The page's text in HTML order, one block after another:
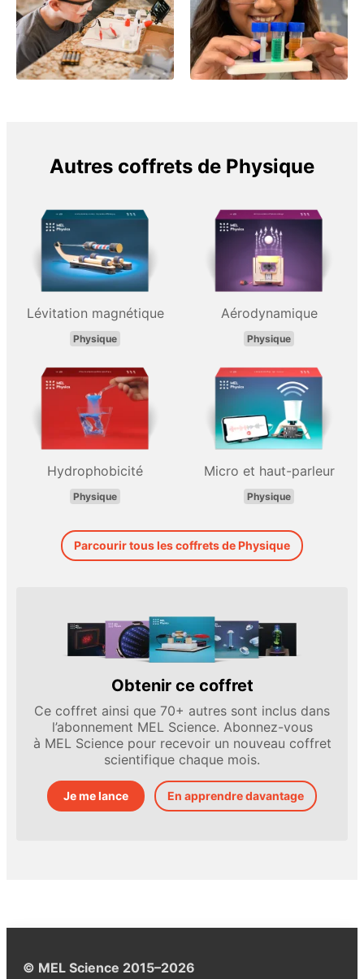
Autres coffrets de Physique
Lévitation magnétique
Physique
Aérodynamique
Physique
Hydrophobicité
Physique
Micro et haut-parleur
Physique
Parcourir tous les coffrets de Physique
Obtenir ce coffret
Ce coffret ainsi que 70+ autres sont inclus dans
l’abonnement MEL Science. Abonnez-vous
à MEL Science pour recevoir un nouveau coffret
scientifique chaque mois.
Je me lance En apprendre davantage
© MEL Science 2015–2026